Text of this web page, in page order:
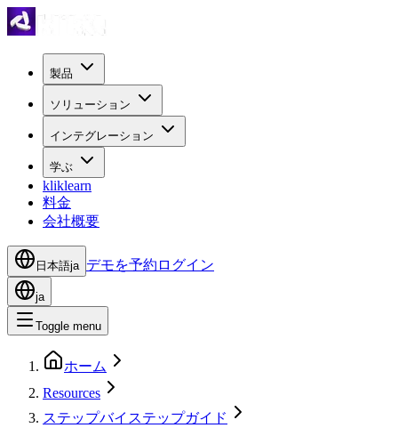
製品
ソリューション
インテグレーション
学ぶ
kliklearn
料金
会社概要
日本語ja デモを予約 ログイン
ja
Toggle menu
ホーム
Resources
ステップバイステップガイド